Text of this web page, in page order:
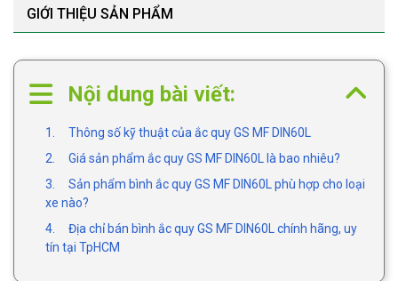
GIỚI THIỆU SẢN PHẨM
Nội dung bài viết:
1. Thông số kỹ thuật của ắc quy GS MF DIN60L
2. Giá sản phẩm ắc quy GS MF DIN60L là bao nhiêu?
3. Sản phẩm bình ắc quy GS MF DIN60L phù hợp cho loại
xe nào?
4. Địa chỉ bán bình ắc quy GS MF DIN60L chính hãng, uy
tín tại TpHCM